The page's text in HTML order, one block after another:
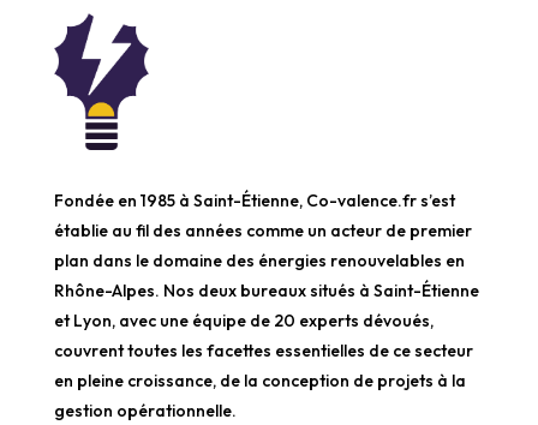
Fondée en 1985 à Saint-Étienne, Co-valence.fr s’est
établie au fil des années comme un acteur de premier
plan dans le domaine des énergies renouvelables en
Rhône-Alpes. Nos deux bureaux situés à Saint-Étienne
et Lyon, avec une équipe de 20 experts dévoués,
couvrent toutes les facettes essentielles de ce secteur
en pleine croissance, de la conception de projets à la
gestion opérationnelle.